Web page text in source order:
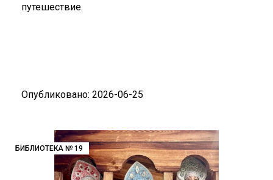
путешествие.
Опубликовано: 2026-06-25
БИБЛИОТЕКА № 19